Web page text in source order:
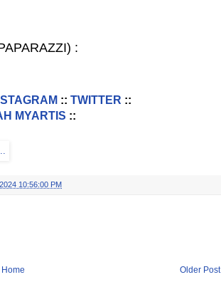
:
:: TWITTER ::
MYARTIS ::
10:56:00 PM
Older Post
Home